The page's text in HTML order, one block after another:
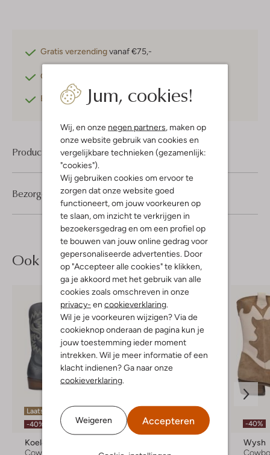
Jum, cookies!
Wij, en onze negen partners , maken op
onze website gebruik van cookies en
vergelijkbare technieken (gezamenlijk:
"cookies").
Wij gebruiken cookies om ervoor te
zorgen dat onze website goed
functioneert, om jouw voorkeuren op
te slaan, om inzicht te verkrijgen in
bezoekersgedrag en om een profiel op
te bouwen van jouw online gedrag voor
gepersonaliseerde advertenties. Door
op "Accepteer alle cookies" te klikken,
ga je akkoord met het gebruik van alle
cookies zoals omschreven in onze
privacy- en cookieverklaring
Wil je je voorkeuren wijzigen? Via de
cookieknop onderaan de pagina kun je
jouw toestemming ieder moment
intrekken. Wil je meer informatie of een
klacht indienen? Ga naar onze
cookieverklaring
Weigeren Accepteren
Gratis verzendingvanaf €75,-
Gratis retourneren
Betaal achterafmet Klarna
Product informatie
Bezorgen & retourneren
Ook iets voor jou?
Laatste items
-40%
Koel4kids
Cowboylaarzen
-50%
Cowboylaarzen
-40%
Wysh